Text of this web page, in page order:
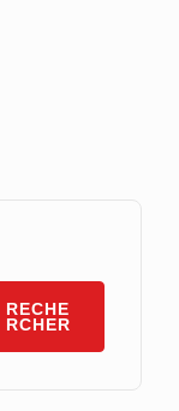
RECHE
RCHER